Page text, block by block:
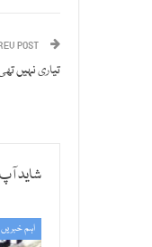
تیاری نہیں
شاید
اہم خبریں